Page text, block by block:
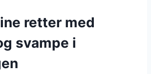
retter med
svampe i